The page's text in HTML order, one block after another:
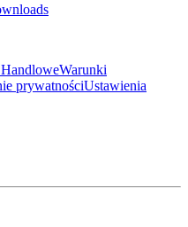
Warunki
prywatnościUstawienia